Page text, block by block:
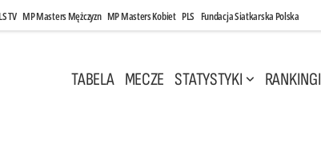
TV MP Masters Mężczyzn MP Masters Kobiet PLS Fundacja Siatkarska Polska
TABELA MECZE STATYSTYKI RANKINGI